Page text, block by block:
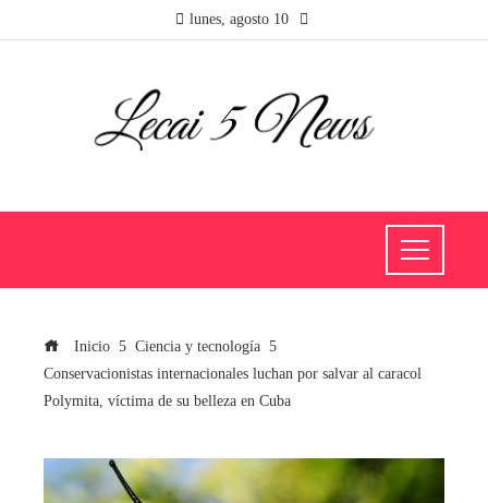
lunes, agosto 10
Inicio
Ciencia y tecnología
Conservacionistas internacionales luchan por salvar al caracol
Polymita, víctima de su belleza en Cuba